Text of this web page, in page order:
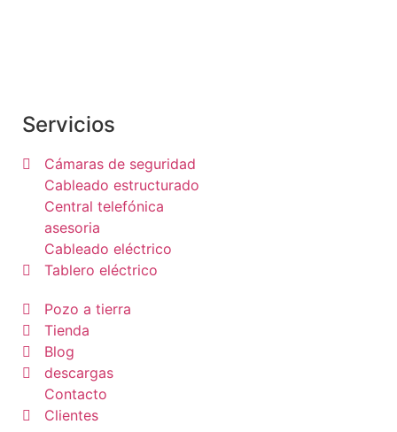
Servicios
Cámaras de seguridad
Cableado estructurado
Central telefónica
asesoria
Cableado eléctrico
Tablero eléctrico
Pozo a tierra
Tienda
Blog
descargas
Contacto
Clientes